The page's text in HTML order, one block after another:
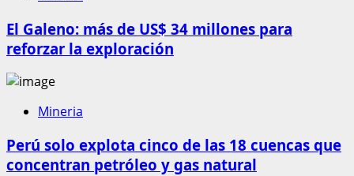
El Galeno: más de US$ 34 millones para
reforzar la exploración
Mineria
Perú solo explota cinco de las 18 cuencas que
concentran petróleo y gas natural